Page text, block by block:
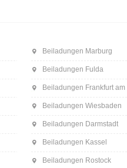
Beiladungen Marburg
Beiladungen Fulda
Beiladungen Frankfurt am
Beiladungen Wiesbaden
Beiladungen Darmstadt
Beiladungen Kassel
Beiladungen Rostock